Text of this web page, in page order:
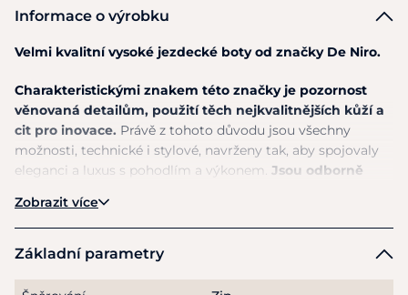
Informace o výrobku
Velmi kvalitní vysoké jezdecké boty od značky De Niro.
Charakteristickými znakem této značky je pozornost
věnovaná detailům, použití těch nejkvalitnějších kůží a
cit pro inovace. Právě z tohoto důvodu jsou všechny
možnosti, technické i stylové, navrženy tak, aby spojovaly
eleganci a luxus s pohodlím a výkonem. Jsou odborně
řemeslníky, kteří jsou ponořeni do hrdé tradice výroby
obuvi.
funkčním designem, zipem s elastickou vsadkou, jeho
Zobrazit více
Základní parametry